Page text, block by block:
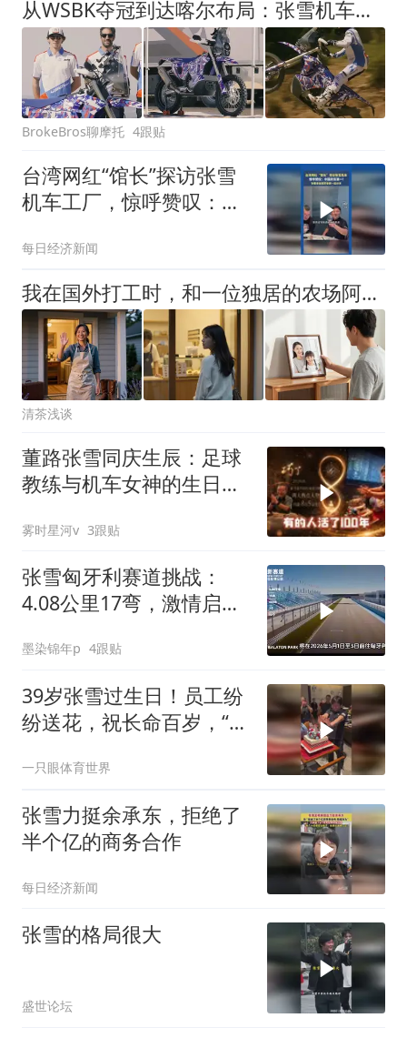
从WSBK夺冠到达喀尔布局：张雪机车携手奥地利越野天才Tobias Ebster
BrokeBros聊摩托 4跟贴
台湾网红“馆长”探访张雪
机车工厂，惊呼赞叹：中
军香槟一起分享
每日经济新闻
我在国外打工时，和一位独居的农场阿姨合租，回国前她拉着我的手说：留下来陪我好不好？我给你一个家
清茶浅谈
董路张雪同庆生辰：足球
教练与机车女神的生日奇
雾时星河v 3跟贴
张雪匈牙利赛道挑战：
4.08公里17弯，激情启
墨染锦年p 4跟贴
39岁张雪过生日！员工纷
纷送花，祝长命百岁，“气
一只眼体育世界
张雪力挺余承东，拒绝了
半个亿的商务合作
每日经济新闻
张雪的格局很大
盛世论坛